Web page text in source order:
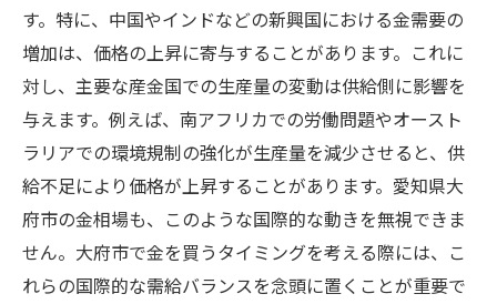
す。特に、中国やインドなどの新興国における金需要の
増加は、価格の上昇に寄与することがあります。これに
対し、主要な産金国での生産量の変動は供給側に影響を
与えます。例えば、南アフリカでの労働問題やオースト
ラリアでの環境規制の強化が生産量を減少させると、供
給不足により価格が上昇することがあります。愛知県大
府市の金相場も、このような国際的な動きを無視できま
せん。大府市で金を買うタイミングを考える際には、こ
れらの国際的な需給バランスを念頭に置くことが重要で